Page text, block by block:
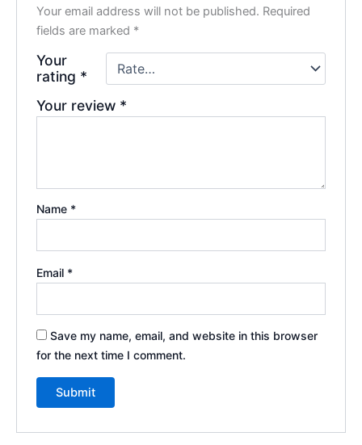
Your email address will not be published. Required
fields are marked *
Your
rating *
Your review *
Name *
Email *
Save my name, email, and website in this browser
for the next time I comment.